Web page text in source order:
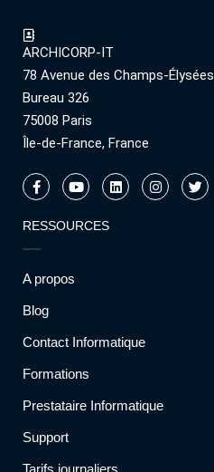
ARCHICORP-IT
78 Avenue des Champs-Élysées
Bureau 326
75008 Paris
Île-de-France, France
RESSOURCES
A propos
Blog
Contact Informatique
Formations
Prestataire Informatique
Support